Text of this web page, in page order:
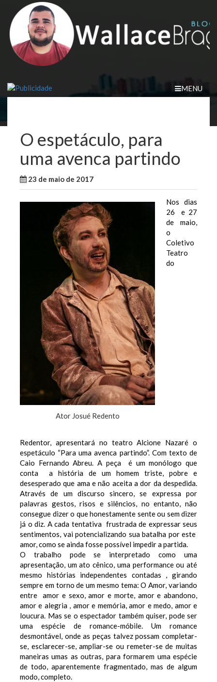
content
MENU
O espetáculo, para
uma avenca partindo
23 de maio de 2017
Ator Josué Redento
Nos dias
26 e 27
de maio,
o
Coletivo
Teatro
do
Redentor, apresentará no teatro Alcione Nazaré o
espetáculo “Para uma avenca partindo”. Com texto de
Caio Fernando Abreu. A peça é um monólogo que
conta a história de um homem triste, pobre e
desesperado que ama e não aceita a dor da despedida.
Através de um discurso sincero, se expressa por
palavras gestos, risos e silêncios, no entanto, não
consegue dizer o que honestamente sente ou sem dizer
já o diz. A cada tentativa frustrada de expressar seus
sentimentos, vai potencializando sua batalha por este
amor, como se ainda fosse possível impedir a partida.
O trabalho pode se interpretado como uma
apresentação, um ato cênico, uma performance ou até
mesmo histórias independentes contadas , girando
sempre em torno de um mesmo tema: O Amor, variando
entre amor e sexo, amor e morte, amor e abandono,
amor e alegria , amor e memória, amor e medo, amor e
loucura. Mas se o espectador também quiser, pode ser
uma espécie de romance-móbile. Um romance
desmontável, onde as peças talvez possam completar-
se, esclarecer-se, ampliar-se ou remeter-se de muitas
maneiras umas as outras, para formarem uma espécie
de todo, aparentemente fragmentado, mas de algum
modo, completo.